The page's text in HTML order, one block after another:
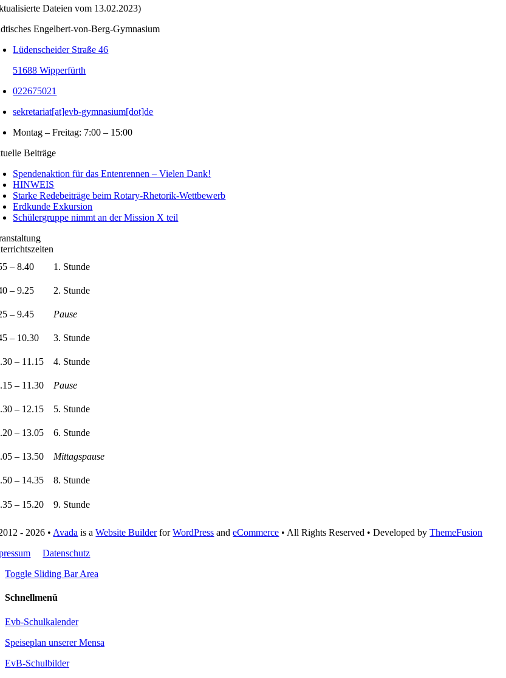
Dateien vom 13.02.2023)
Engelbert-von-Berg-Gymnasium
Lüdenscheider Straße 46
51688 Wipperfürth
022675021
sekretariat[at]evb-gymnasium[dot]de
Montag – Freitag: 7:00 – 15:00
Beiträge
Spendenaktion für das Entenrennen – Vielen Dank!
HINWEIS
Starke Redebeiträge beim Rotary-Rhetorik-Wettbewerb
Erdkunde Exkursion
Schülergruppe nimmt an der Mission X teil
– 8.40
1. Stunde
– 9.25 2. Stunde
– 9.45 Pause
– 10.30 3. Stunde
– 11.15 4. Stunde
– 11.30 Pause
– 12.15 5. Stunde
– 13.05 6. Stunde
– 13.50 Mittagspause
– 14.35 8. Stunde
– 15.20 9. Stunde
- 2026 • Avada is aWebsite BuilderforWordPress andeCommerce • All Rights Reserved • Developed byThemeFusion
Datenschutz
Toggle Sliding Bar Area
Schnellmenü
Evb-Schulkalender
Speiseplan unserer Mensa
EvB-Schulbilder